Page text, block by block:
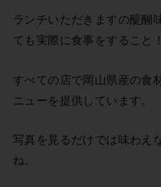
ランチいただきますの醍醐
ても実際に食事をすること！
すべての店で岡山県産の食
ニューを提供しています。
写真を見るだけでは味わえ
ね。